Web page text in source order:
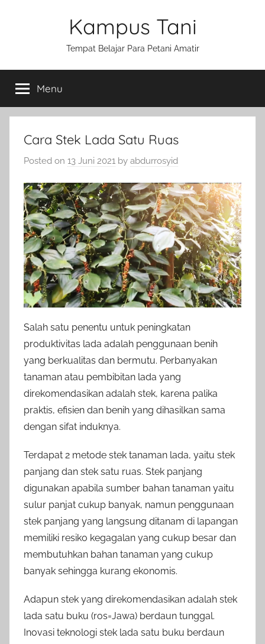
Kampus Tani
Tempat Belajar Para Petani Amatir
Menu
Cara Stek Lada Satu Ruas
Posted on 13 Juni 2021 by abdurrosyid
Salah satu penentu untuk peningkatan
produktivitas lada adalah penggunaan benih
yang berkualitas dan bermutu. Perbanyakan
tanaman atau pembibitan lada yang
direkomendasikan adalah stek, karena palika
praktis, efisien dan benih yang dihasilkan sama
dengan sifat induknya.
Terdapat 2 metode stek tanaman lada, yaitu stek
panjang dan stek satu ruas. Stek panjang
digunakan apabila sumber bahan tanaman yaitu
sulur panjat cukup banyak, namun penggunaan
stek panjang yang langsung ditanam di lapangan
memiliki resiko kegagalan yang cukup besar dan
membutuhkan bahan tanaman yang cukup
banyak sehingga kurang ekonomis.
Adapun stek yang direkomendasikan adalah stek
lada satu buku (ros=Jawa) berdaun tunggal.
Inovasi teknologi stek lada satu buku berdaun